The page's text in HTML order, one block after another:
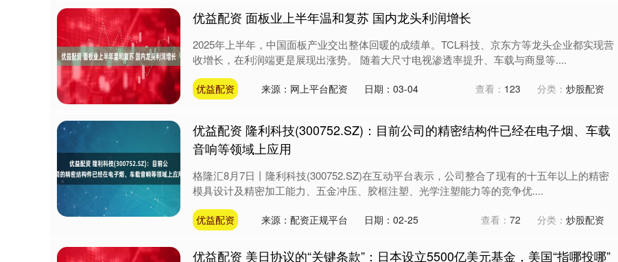
优益配资 面板业上半年温和复苏 国内龙头利润增长
2025年上半年，中国面板产业交出整体回暖的成绩单。TCL科技、京东方等龙头企业都实现营
收增长，在利润端更是展现出涨势。 随着大尺寸电视渗透率提升、车载与商显等....
优益配资 来源：网上平台配资 日期：03-04 查看： 123 分类： 炒股配资
优益配资 隆利科技(300752.SZ)：目前公司的精密结构件已经在电子烟、车载
音响等领域上应用
格隆汇8月7日丨隆利科技(300752.SZ)在互动平台表示，公司整合了现有的十五年以上的精密
模具设计及精密加工能力、五金冲压、胶框注塑、光学注塑能力等的竞争优....
优益配资 来源：配资正规平台 日期：02-25 查看： 72 分类： 炒股配资
优益配资 美日协议的“关键条款”：日本设立5500亿美元基金，美国“指哪投哪”